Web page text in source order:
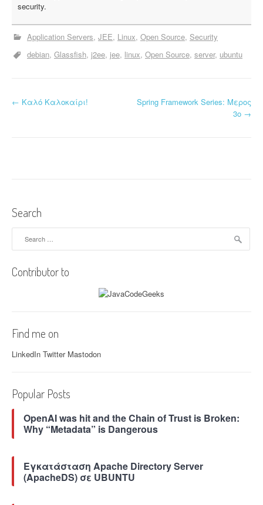
security.
Application Servers JEE Linux Open Source Security
debian Glassfish j2ee jee linux Open Source server ubuntu
P
a
g
t
i
n
← Καλό Καλοκαίρι!
Spring Framework Series: Μερος
3ο →
Search
Contributor to
Find me on
LinkedIn Twitter Mastodon
Popular Posts
OpenAI was hit and the Chain of Trust is Broken:
Why “Metadata” is Dangerous
Εγκατάσταση Apache Directory Server
(ApacheDS) σε UBUNTU